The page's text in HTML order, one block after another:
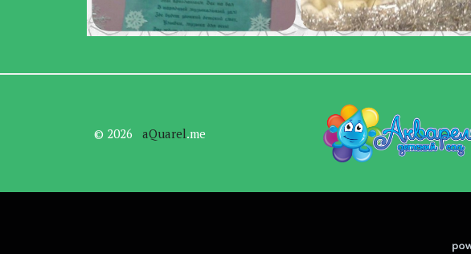
© 2026 aQuarel.me